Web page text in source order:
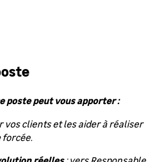
poste peut vous apporter :
vos clients et les aider à réaliser